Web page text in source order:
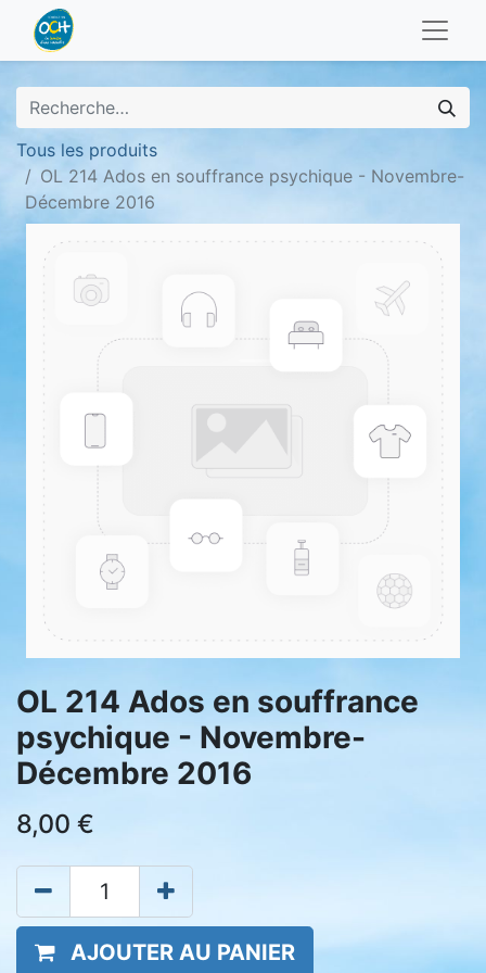
Tous les produits
OL 214 Ados en souffrance psychique - Novembre-
Décembre 2016
OL 214 Ados en souffrance
psychique - Novembre-
Décembre 2016
8,00 €
AJOUTER AU PANIER